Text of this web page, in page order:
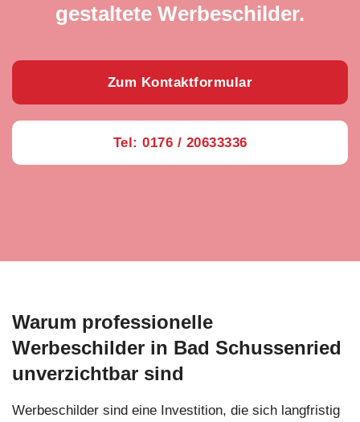
gestaltete Werbeschilder.
Zum Kontaktformular
Tel: 0176 / 20633336
Warum professionelle
Werbeschilder in Bad Schussenried
unverzichtbar sind
Werbeschilder sind eine Investition, die sich langfristig